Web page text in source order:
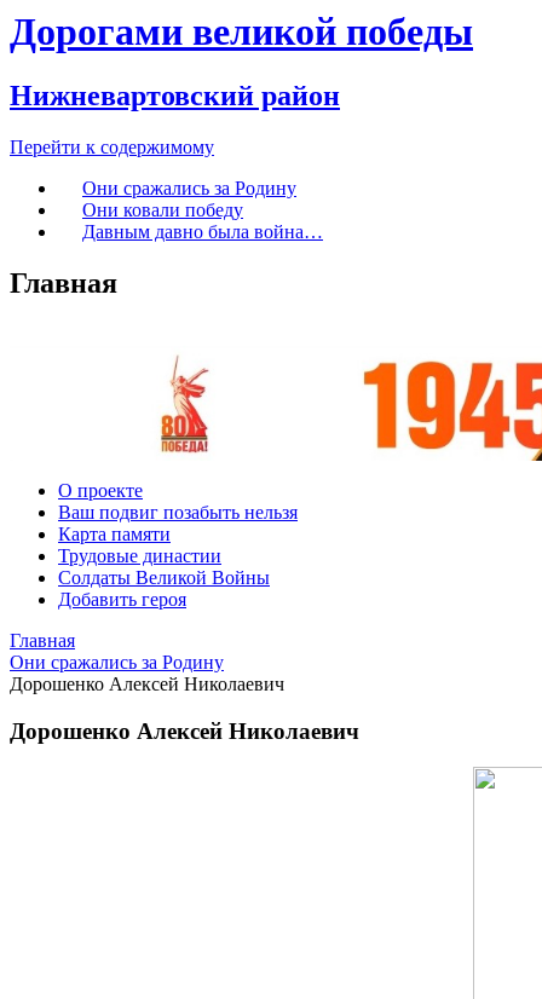
Дорогами великой победы
Нижневартовский район
Перейти к содержимому
Они сражались за Родину
Они ковали победу
Давным давно была война…
Главная
О проекте
Ваш подвиг позабыть нельзя
Карта памяти
Трудовые династии
Солдаты Великой Войны
Добавить героя
Главная
Они сражались за Родину
Дорошенко Алексей Николаевич
Дорошенко Алексей Николаевич